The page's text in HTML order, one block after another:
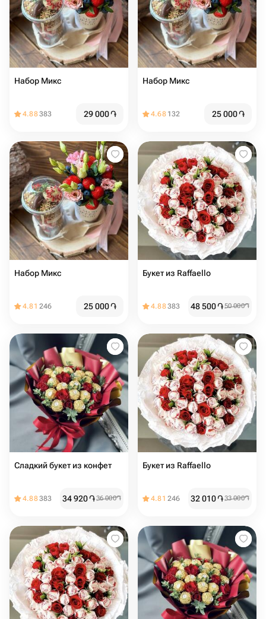
Набор Микс
4.88383 29 000֏
Набор Микс
4.68 132 25 000֏
Набор Микс
4.81 246 25 000֏
Букет из Raffaello
4.88383 48 500֏50 000֏
Сладкий букет из конфет
4.88383 34 920֏36 000֏
Букет из Raffaello
4.81 246 32 010֏33 000֏